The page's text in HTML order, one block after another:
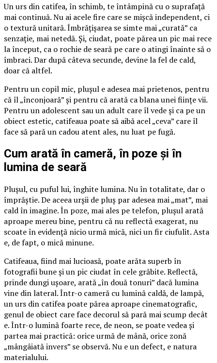
Un urs din catifea, în schimb, te întâmpină cu o suprafață
mai continuă. Nu ai acele fire care se mișcă independent, ci
o textură unitară. Îmbrățișarea se simte mai „curată” ca
senzație, mai netedă. Și, ciudat, poate părea un pic mai rece
la început, ca o rochie de seară pe care o atingi înainte să o
îmbraci. Dar după câteva secunde, devine la fel de cald,
doar că altfel.
Pentru un copil mic, plușul e adesea mai prietenos, pentru
că îl „înconjoară” și pentru că arată ca blana unei ființe vii.
Pentru un adolescent sau un adult care îl vede și ca pe un
obiect estetic, catifeaua poate să aibă acel „ceva” care îl
face să pară un cadou atent ales, nu luat pe fugă.
Cum arată în cameră, în poze și în
lumina de seară
Plușul, cu puful lui, înghite lumina. Nu în totalitate, dar o
împrăștie. De aceea urșii de pluș par adesea mai „mat”, mai
cald în imagine. În poze, mai ales pe telefon, plușul arată
aproape mereu bine, pentru că nu reflectă exagerat, nu
scoate în evidență nicio urmă mică, nici un fir ciufulit. Asta
e, de fapt, o mică minune.
Catifeaua, fiind mai lucioasă, poate arăta superb în
fotografii bune și un pic ciudat în cele grăbite. Reflectă,
prinde dungi ușoare, arată „în două tonuri” dacă lumina
vine din lateral. Într-o cameră cu lumină caldă, de lampă,
un urs din catifea poate părea aproape cinematografic,
genul de obiect care face decorul să pară mai scump decât
e. Într-o lumină foarte rece, de neon, se poate vedea și
partea mai practică: orice urmă de mână, orice zonă
„mângâiată invers” se observă. Nu e un defect, e natura
materialului.